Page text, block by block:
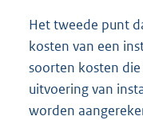
Het tweede punt
kosten van een
soorten kosten
uitvoering van
worden